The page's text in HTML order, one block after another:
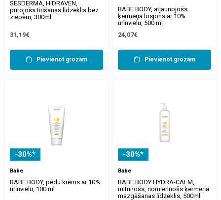
SESDERMA, HIDRAVEN,
putojošs tīrīšanas līdzeklis bez
ziepēm, 300ml
31,19€
Pievienot grozam
BABE BODY, atjaunojošs
ķermeņa losjons ar 10%
urīnvielu, 500 ml
24,07€
Pievienot grozam
-30%*
Babe
BABE BODY, pēdu krēms ar 10%
urīnvielu, 100 ml
-30%*
Babe
BABE BODY HYDRA-CALM,
mitrinošs, nomierinošs ķermeņa
mazgāšanas līdzeklis, 500ml